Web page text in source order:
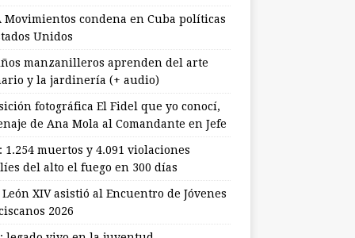
Movimientos condena en Cuba políticas
Unidos
manzanilleros aprenden del arte
y la jardinería (+ audio)
fotográfica El Fidel que yo conocí,
de Ana Mola al Comandante en Jefe
1.254 muertos y 4.091 violaciones
del alto el fuego en 300 días
León XIV asistió al Encuentro de Jóvenes
2026